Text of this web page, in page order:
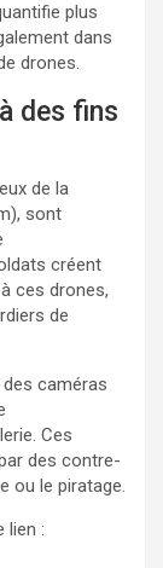
plus
dans
drones.
des fins
de la
sont
créent
ces drones,
de
caméras
Ces
des contre-
ou le piratage.
lien :